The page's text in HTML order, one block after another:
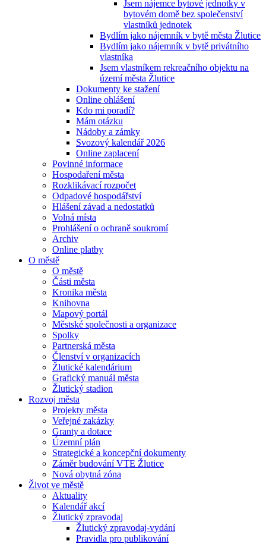
Jsem nájemce bytové jednotky v
bytovém domě bez společenství
vlastníků jednotek
Bydlím jako nájemník v bytě města Žlutice
Bydlím jako nájemník v bytě privátního
vlastníka
Jsem vlastníkem rekreačního objektu na
území města Žlutice
Dokumenty ke stažení
Online ohlášení
Kdo mi poradí?
Mám otázku
Nádoby a zámky
Svozový kalendář 2026
Online zaplacení
Povinné informace
Hospodaření města
Rozklikávací rozpočet
Odpadové hospodářství
Hlášení závad a nedostatků
Volná místa
Prohlášení o ochraně soukromí
Archiv
Online platby
O městě
O městě
Části města
Kronika města
Knihovna
Mapový portál
Městské společnosti a organizace
Spolky
Partnerská města
Členství v organizacích
Žlutické kalendárium
Grafický manuál města
Žlutický stadion
Rozvoj města
Projekty města
Veřejné zakázky
Granty a dotace
Územní plán
Strategické a koncepční dokumenty
Záměr budování VTE Žlutice
Nová obytná zóna
Život ve městě
Aktuality
Kalendář akcí
Žlutický zpravodaj
Žlutický zpravodaj-vydání
Pravidla pro publikování